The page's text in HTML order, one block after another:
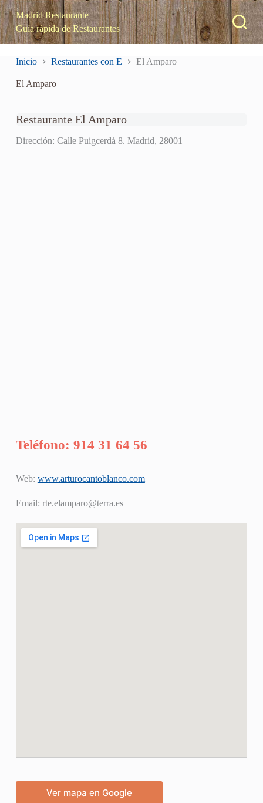
S
a
l
t
n
Madrid Restaurante
Guía rápida de Restaurantes
Inicio Restaurantes con E El Amparo
El Amparo
Restaurante El Amparo
Dirección: Calle Puigcerdá 8. Madrid, 28001
Teléfono: 914 31 64 56
Web: www.arturocantoblanco.com
Email: rte.elamparo@terra.es
Ver mapa en Google